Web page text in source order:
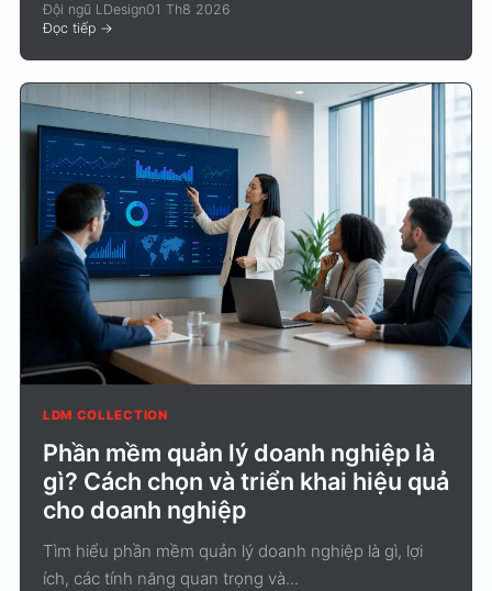
Đội ngũ LDesign01 Th8 2026
Đọc tiếp ->
LDM COLLECTION
Phần mềm quản lý doanh nghiệp là
gì? Cách chọn và triển khai hiệu quả
cho doanh nghiệp
Tìm hiểu phần mềm quản lý doanh nghiệp là gì, lợi
ích, các tính năng quan trọng và...